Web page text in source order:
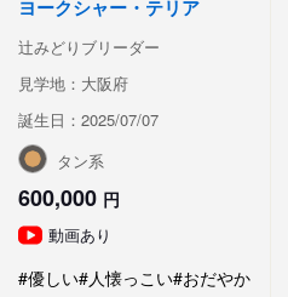
ヨークシャー・テリア
辻みどりブリーダー
見学地：大阪府
誕生日：2025/07/07
タン系
600,000 円
動画あり
#優しい#人懐っこい#おだやか